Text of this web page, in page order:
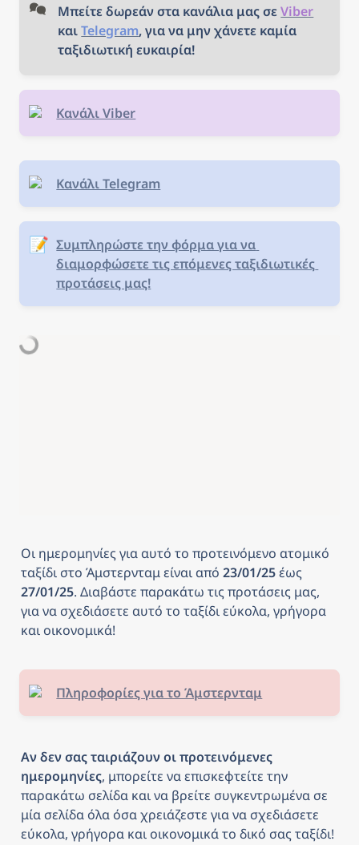
Μπείτε δωρεάν στα κανάλια μας σε Viber
και Telegram, για να μην χάνετε καμία
ταξιδιωτική ευκαιρία!
Κανάλι Viber
Κανάλι Telegram
📝 Συμπληρώστε την φόρμα για να
διαμορφώσετε τις επόμενες ταξιδιωτικές
προτάσεις μας!
Οι ημερομηνίες για αυτό το προτεινόμενο ατομικό
ταξίδι στο Άμστερνταμείναι από 23/01/25 έως
27/01/25. Διαβάστε παρακάτω τις προτάσεις μας,
για να σχεδιάσετε αυτό το ταξίδι εύκολα, γρήγορα
και οικονομικά!
Πληροφορίες για το Άμστερνταμ
Αν δεν σας ταιριάζουν οι προτεινόμενες
ημερομηνίες, μπορείτε να επισκεφτείτε την
παρακάτω σελίδα και να βρείτε συγκεντρωμένα σε
μία σελίδα όλα όσα χρειάζεστε για να σχεδιάσετε
εύκολα, γρήγορα και οικονομικά το δικό σας ταξίδι!